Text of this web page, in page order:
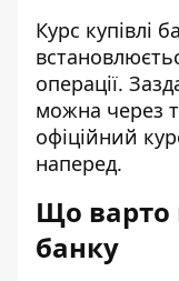
Курс купівлі
операції.
можна через
офіційний
наперед.
Що варто
банку